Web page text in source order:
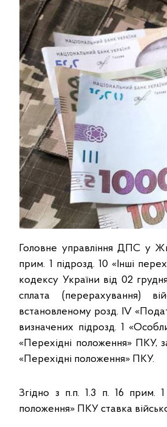
Головне управління ДПС у
прим. 1 підрозд. 10 «Інші
кодексу України від 02
сплата (перерахування)
встановленому розд. IV
визначених підрозд. 1
«Перехідні положення» ПКУ,
«Перехідні положення» ПКУ.
Згідно з п.п. 1.3 п. 16 прим.
положення» ПКУ ставка